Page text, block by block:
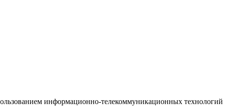
информационно-телекоммуникационных технологий